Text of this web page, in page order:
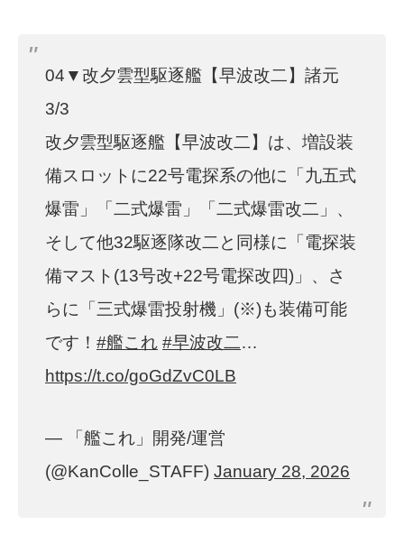
04▼改夕雲型駆逐艦【早波改二】諸元
3/3
改夕雲型駆逐艦【早波改二】は、増設装
備スロットに22号電探系の他に「九五式
爆雷」「二式爆雷」「二式爆雷改二」、
そして他32駆逐隊改二と同様に「電探装
備マスト(13号改+22号電探改四)」、さ
らに「三式爆雷投射機」(※)も装備可能
です！ #艦これ #早波改二…
https://t.co/goGdZvC0LB
— 「艦これ」開発/運営
(@KanColle_STAFF) January 28, 2026